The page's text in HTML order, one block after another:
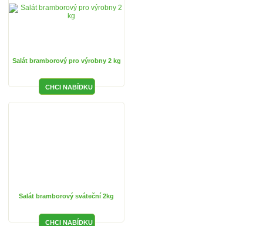
Salát bramborový pro výrobny 2 kg
Salát bramborový sváteční 2kg